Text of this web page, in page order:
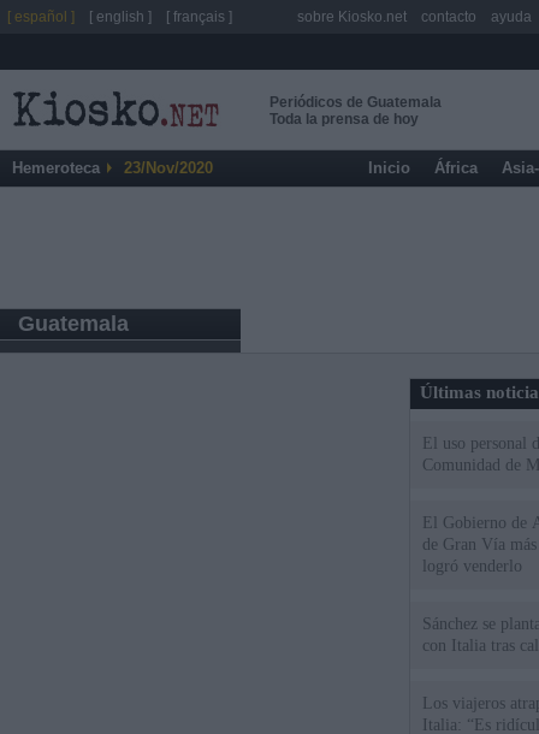
Periódicos de Guatemala
Toda la prensa de hoy
Hemeroteca 23/Nov/2020 Inicio África
Guatemala
Últimas
El uso personal
Comunidad de
El Gobierno de
de Gran Vía
logró venderlo
Sánchez se
con Italia tras
Los viajeros
Italia: “Es
[ español ] [ english ] [ français ] sobre Kiosko.net contacto ayuda